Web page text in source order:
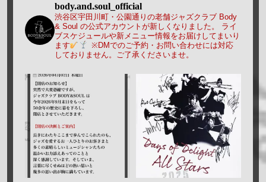
body.and.soul_official
渋谷区宇田川町・公園通りの老舗ジャズクラブ Body
& Soul の公式アカウントが新しくなりました。
ライ
ブスケジュールや新メニュー情報をお届けしてまいり
ます
※DMでのご予約・お問い合わせには対応
しておりません。ご了承くださいませ。